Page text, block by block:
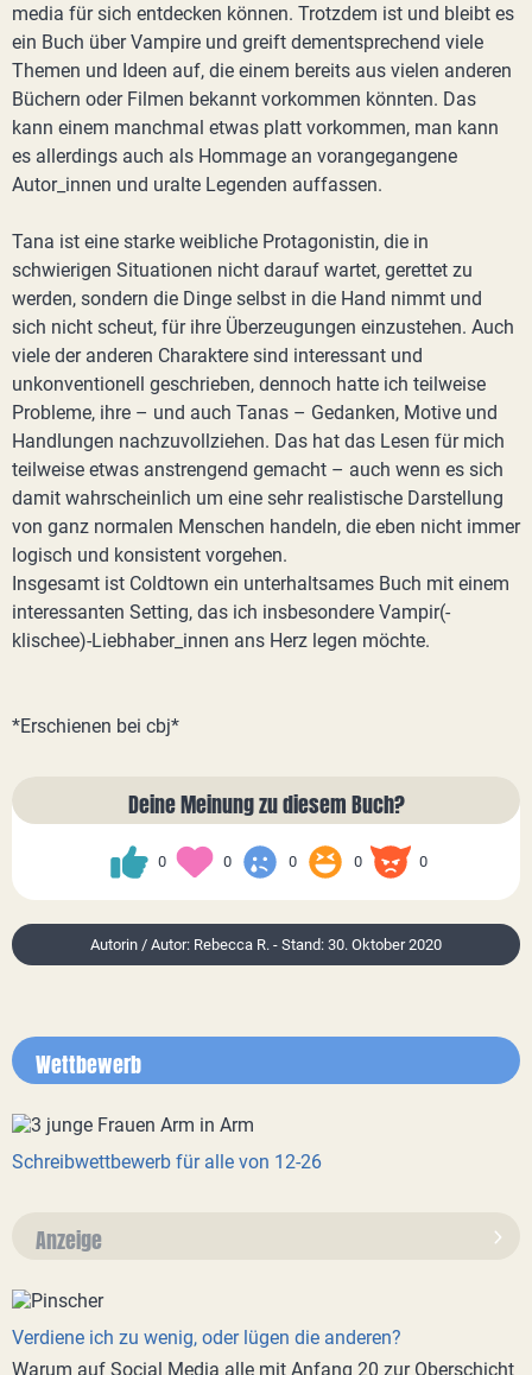
media für sich entdecken können. Trotzdem ist und bleibt es
ein Buch über Vampire und greift dementsprechend viele
Themen und Ideen auf, die einem bereits aus vielen anderen
Büchern oder Filmen bekannt vorkommen könnten. Das
kann einem manchmal etwas platt vorkommen, man kann
es allerdings auch als Hommage an vorangegangene
Autor_innen und uralte Legenden auffassen.
Tana ist eine starke weibliche Protagonistin, die in
schwierigen Situationen nicht darauf wartet, gerettet zu
werden, sondern die Dinge selbst in die Hand nimmt und
sich nicht scheut, für ihre Überzeugungen einzustehen. Auch
viele der anderen Charaktere sind interessant und
unkonventionell geschrieben, dennoch hatte ich teilweise
Probleme, ihre – und auch Tanas – Gedanken, Motive und
Handlungen nachzuvollziehen. Das hat das Lesen für mich
teilweise etwas anstrengend gemacht – auch wenn es sich
damit wahrscheinlich um eine sehr realistische Darstellung
von ganz normalen Menschen handeln, die eben nicht immer
logisch und konsistent vorgehen.
Insgesamt ist Coldtown ein unterhaltsames Buch mit einem
interessanten Setting, das ich insbesondere Vampir(-
klischee)-Liebhaber_innen ans Herz legen möchte.
*Erschienen bei cbj*
Deine Meinung zu diesem Buch?
0 0 0 0 0
Autorin / Autor: Rebecca R. - Stand: 30. Oktober 2020
Wettbewerb
Schreibwettbewerb für alle von 12-26
Anzeige
Verdiene ich zu wenig, oder lügen die anderen?
Warum auf Social Media alle mit Anfang 20 zur Oberschicht